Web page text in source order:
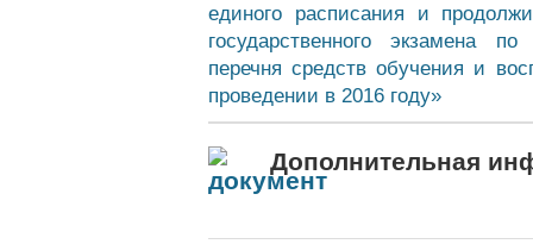
единого расписания и
государственного экзамена
перечня средств обучения и
проведении в 2016 году»
Дополнительная